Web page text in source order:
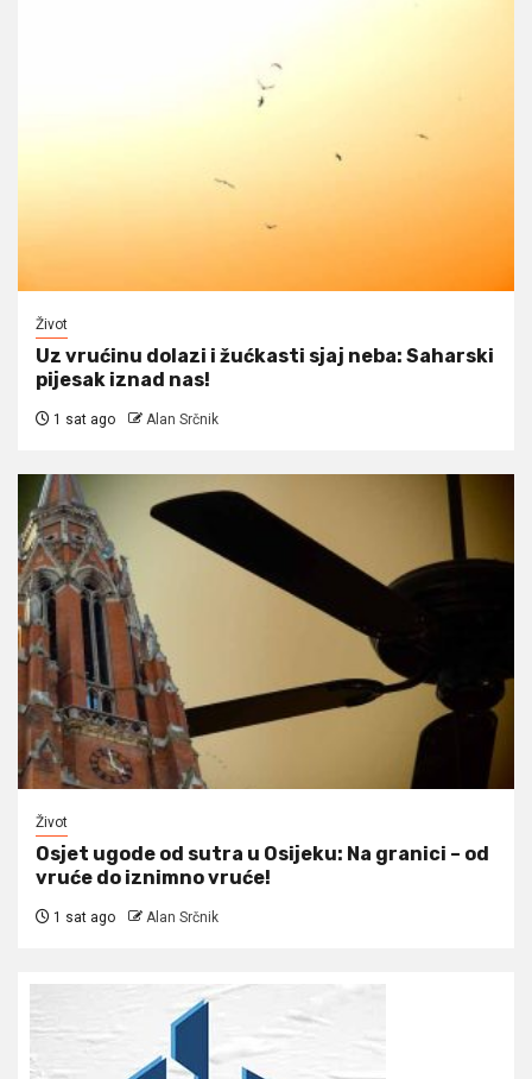
Život
Uz vrućinu dolazi i žućkasti sjaj neba: Saharski
pijesak iznad nas!
1 sat ago Alan Srčnik
Život
Osjet ugode od sutra u Osijeku: Na granici – od
vruće do iznimno vruće!
1 sat ago Alan Srčnik